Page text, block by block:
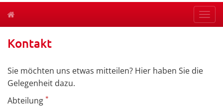
Kontakt
Sie möchten uns etwas mitteilen? Hier haben Sie die
Gelegenheit dazu.
Abteilung *